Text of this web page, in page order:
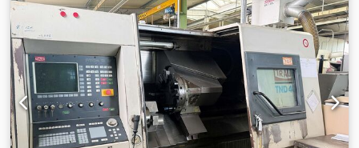
Eilgangbereich: 20 / 10 m/min Maschinengewicht ca.: 4,5 t
Raumbedarf ca.: 4 x 2,2 x 2,1 m mit CNC TRAUB TX 8 H C-
Achse angetriebene Werkzeuge , 6 Stück 3,5 kW / 4000 rpm
Kraftspannfutter Kühlmitteleinrichtung , Späneförderer
diverse Werkzeughalter *